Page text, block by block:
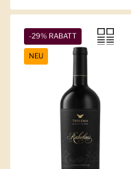
-29% RABATT
NEU